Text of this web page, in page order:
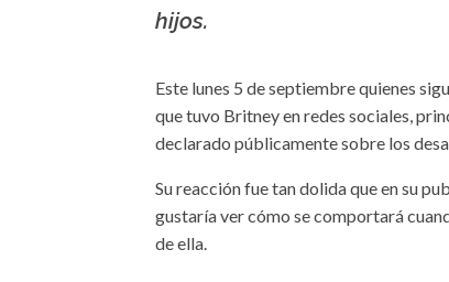
hijos.
Este lunes 5 de septiembre quienes
que tuvo Britney en redes sociales,
declarado públicamente sobre los
Su reacción fue tan dolida que en su
gustaría ver cómo se comportará
de ella.